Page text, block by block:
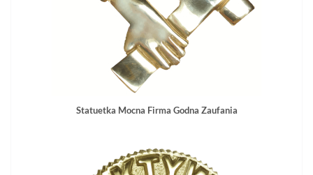
Statuetka Mocna Firma Godna Zaufania